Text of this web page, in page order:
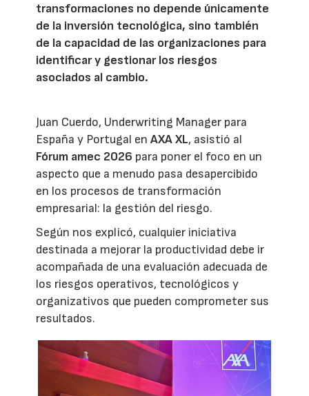
transformaciones no depende únicamente
de la inversión tecnológica, sino también
de la capacidad de las organizaciones para
identificar y gestionar los riesgos
asociados al cambio.
Juan Cuerdo, Underwriting Manager para
España y Portugal enAXA XL, asistió al
Fórum amec 2026 para poner el foco en un
aspecto que a menudo pasa desapercibido
en los procesos de transformación
empresarial: la gestión del riesgo.
Según nos explicó, cualquier iniciativa
destinada a mejorar la productividad debe ir
acompañada de una evaluación adecuada de
los riesgos operativos, tecnológicos y
organizativos que pueden comprometer sus
resultados.